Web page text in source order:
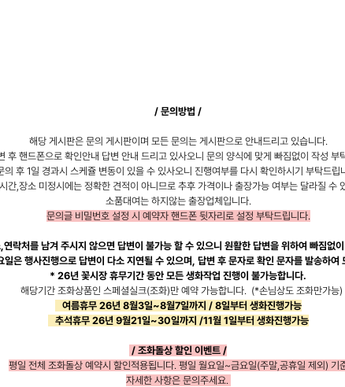
/ 문의방법 /
해당 게시판은 문의 게시판이며 모든 문의는 게시판으로 안내드리고 있습니다.
후 핸드폰으로 확인안내 답변 안내 드리고 있사오니 문의 양식에 맞게 빠짐없이 작성 부
의 후 1일 경과시 스케쥴 변동이 있을 수 있사오니 진행여부를 다시 확인하시기 부탁드립
간,장소 미정시에는 정확한 견적이 아니므로 추후 가격이나 출장가능 여부는 달라질 수
소품대여는 하지않는 출장업체입니다.
문의글 비밀번호 설정 시 예약자 핸드폰 뒷자리로 설정 부탁드립니다.
락처를 남겨 주시지 않으면 답변이 불가능 할 수 있으니 원활한 답변을 위하여 빠짐없
은 행사진행으로 답변이 다소 지연될 수 있으며, 답변 후 문자로 확인 문자를 발송하여
* 26년 꽃시장 휴무기간 동안 모든 생화작업 진행이 불가능합니다.
해당기간 조화상품인 스페셜실크(조화)만 예약 가능합니다. (*손님상도 조화만가능)
여름휴무 26년 8월3일~8월7일까지 / 8일부터 생화진행가능
추석휴무 26년 9월21일~30일까지 /11월 1일부터 생화진행가능
/ 조화돌상 할인 이벤트 /
평일 전체 조화돌상 예약시 할인적용됩니다. 평일 월요일~금요일(주말,공휴일 제외) 기
자세한 사항은 문의주세요.